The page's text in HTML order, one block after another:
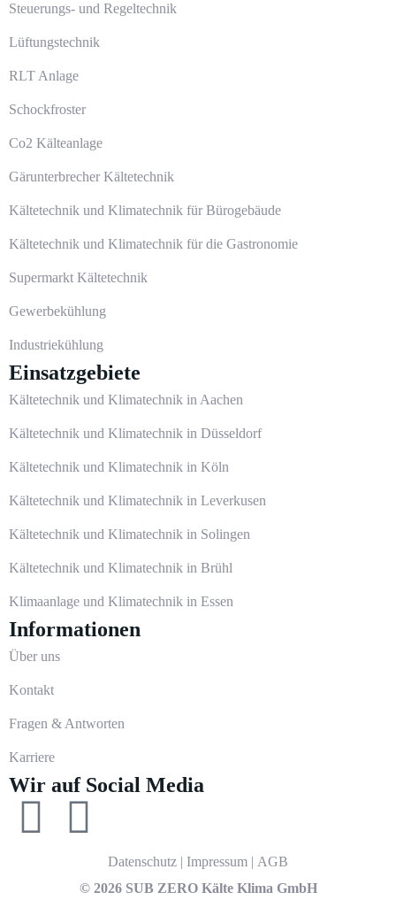
Steuerungs- und Regeltechnik
Lüftungstechnik
RLT Anlage
Schockfroster
Co2 Kälteanlage
Gärunterbrecher Kältetechnik
Kältetechnik und Klimatechnik für Bürogebäude
Kältetechnik und Klimatechnik für die Gastronomie
Supermarkt Kältetechnik
Gewerbekühlung
Industriekühlung
Einsatzgebiete
Kältetechnik und Klimatechnik in Aachen
Kältetechnik und Klimatechnik in Düsseldorf
Kältetechnik und Klimatechnik in Köln
Kältetechnik und Klimatechnik in Leverkusen
Kältetechnik und Klimatechnik in Solingen
Kältetechnik und Klimatechnik in Brühl
Klimaanlage und Klimatechnik in Essen
Informationen
Über uns
Kontakt
Fragen & Antworten
Karriere
Wir auf Social Media
Datenschutz | Impressum | AGB
© 2026 SUB ZERO Kälte Klima GmbH